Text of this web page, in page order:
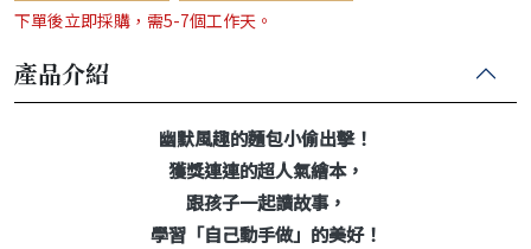
下單後立即採購，需5-7個工作天。
產品介紹
幽默風趣的麵包小偷出擊！
獲獎連連的超人氣繪本，
跟孩子一起讀故事，
學習「自己動手做」的美好！